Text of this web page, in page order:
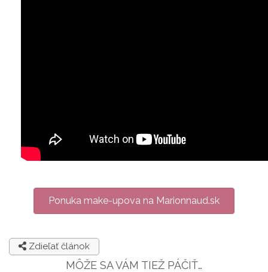
Ponuka make-upova na Marionnaud.sk
Zdieľať článok
MÔŽE SA VÁM TIEŽ PÁČIŤ…